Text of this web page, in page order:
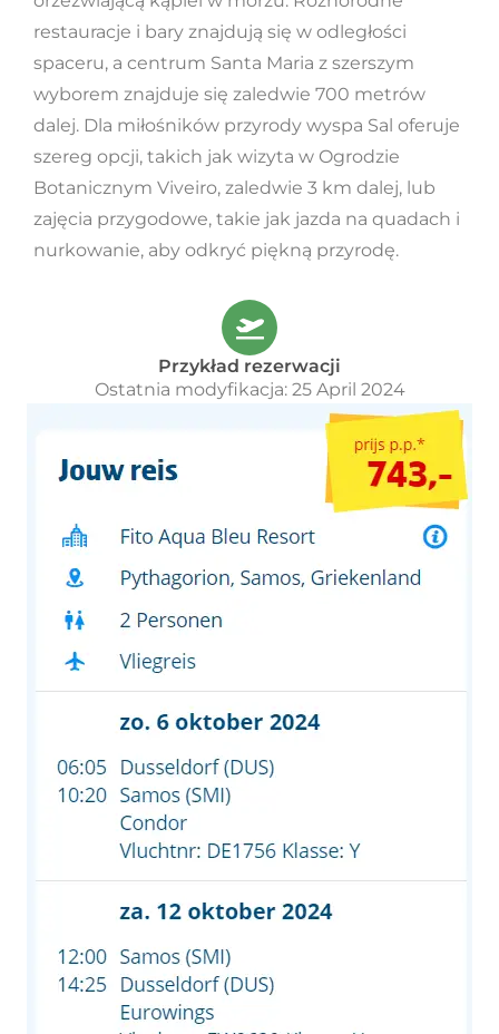
restauracje i bary znajdują się w odległości
spaceru, a centrum Santa Maria z szerszym
wyborem znajduje się zaledwie 700 metrów
dalej. Dla miłośników przyrody wyspa Sal oferuje
szereg opcji, takich jak wizyta w Ogrodzie
Botanicznym Viveiro, zaledwie 3 km dalej, lub
zajęcia przygodowe, takie jak jazda na quadach i
nurkowanie, aby odkryć piękną przyrodę.
Przykład rezerwacji
Ostatnia modyfikacja: 25 April 2024